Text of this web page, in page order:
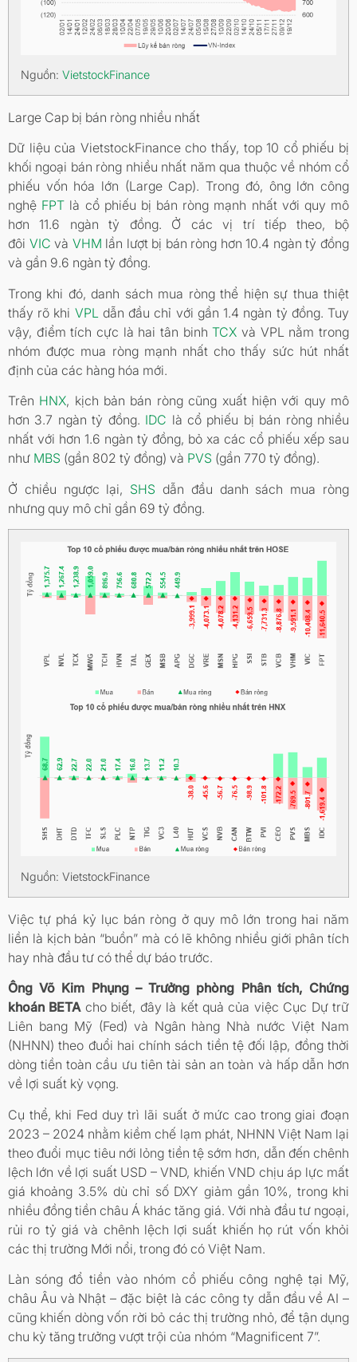
Nguồn: VietstockFinance
Large Cap bị bán ròng nhiều nhất
Dữ liệu của VietstockFinance cho thấy, top 10 cổ phiếu bị
khối ngoại bán ròng nhiều nhất năm qua thuộc về nhóm cổ
phiếu vốn hóa lớn (Large Cap). Trong đó, ông lớn công
nghệ FPT là cổ phiếu bị bán ròng mạnh nhất với quy mô
hơn 11.6 ngàn tỷ đồng. Ở các vị trí tiếp theo, bộ
đôi VIC và VHM lần lượt bị bán ròng hơn 10.4 ngàn tỷ đồng
và gần 9.6 ngàn tỷ đồng.
Trong khi đó, danh sách mua ròng thể hiện sự thua thiệt
thấy rõ khi VPL dẫn đầu chỉ với gần 1.4 ngàn tỷ đồng. Tuy
vậy, điểm tích cực là hai tân binhTCX và VPL nằm trong
nhóm được mua ròng mạnh nhất cho thấy sức hút nhất
định của các hàng hóa mới.
Trên HNX, kịch bản bán ròng cũng xuất hiện với quy mô
hơn 3.7 ngàn tỷ đồng. IDC là cổ phiếu bị bán ròng nhiều
nhất với hơn 1.6 ngàn tỷ đồng, bỏ xa các cổ phiếu xếp sau
như MBS (gần 802 tỷ đồng) và PVS (gần 770 tỷ đồng).
Ở chiều ngược lại, SHS dẫn đầu danh sách mua ròng
nhưng quy mô chỉ gần 69 tỷ đồng.
Nguồn: VietstockFinance
Việc tự phá kỷ lục bán ròng ở quy mô lớn trong hai năm
liền là kịch bản “buồn” mà có lẽ không nhiều giới phân tích
hay nhà đầu tư có thể dự báo trước.
ÔngVõ Kim Phụng – Trưởng phòng Phân tích, Chứng
khoán BETAcho biết, đây là kết quả của việc Cục Dự trữ
Liên bang Mỹ (Fed) và Ngân hàng Nhà nước Việt Nam
(NHNN) theo đuổi hai chính sách tiền tệ đối lập, đồng thời
dòng tiền toàn cầu ưu tiên tài sản an toàn và hấp dẫn hơn
về lợi suất kỳ vọng.
Cụ thể, khi Fed duy trì lãi suất ở mức cao trong giai đoạn
2023 – 2024 nhằm kiềm chế lạm phát, NHNN Việt Nam lại
theo đuổi mục tiêu nới lỏng tiền tệ sớm hơn, dẫn đến chênh
lệch lớn về lợi suất USD – VND, khiến VND chịu áp lực mất
giá khoảng 3.5% dù chỉ số DXY giảm gần 10%, trong khi
nhiều đồng tiền châu Á khác tăng giá. Với nhà đầu tư ngoại,
rủi ro tỷ giá và chênh lệch lợi suất khiến họ rút vốn khỏi
các thị trường Mới nổi, trong đó có Việt Nam.
Làn sóng đổ tiền vào nhóm cổ phiếu công nghệ tại Mỹ,
châu Âu và Nhật – đặc biệt là các công ty dẫn đầu về AI –
cũng khiến dòng vốn rời bỏ các thị trường nhỏ, để tận dụng
chu kỳ tăng trưởng vượt trội của nhóm “Magnificent 7”.